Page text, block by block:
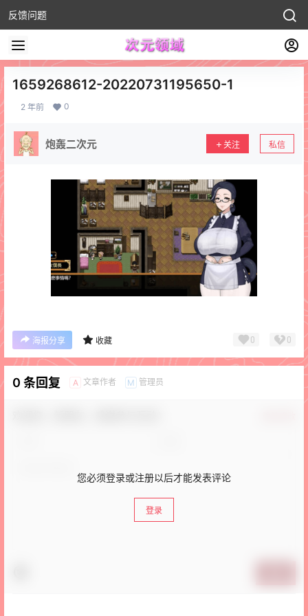
反馈问题
1659268612-20220731195650-1
2 年前 0
炮轰二次元 关注 私信
海报分享 收藏 0 0
0 条回复 A 文章作者 M 管理员
您必须登录或注册以后才能发表评论
登录